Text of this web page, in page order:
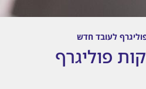
לעובד חדש
פוליגרף